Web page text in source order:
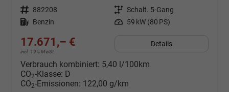
Fahrzeugnr. 882208 Getriebe Schalt. 5-Gang
Kraftstoff Benzin Leistung 59 kW (80 PS)
17.671,– €
incl. 19% MwSt.
Details
Verbrauch kombiniert: 5,40 l/100km
CO2-Klasse: D
CO2-Emissionen: 122,00 g/km